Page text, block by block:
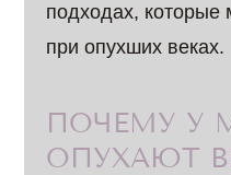
подходах,
при опухших веках.
ПОЧЕМУ У
ОПУХАЮТ